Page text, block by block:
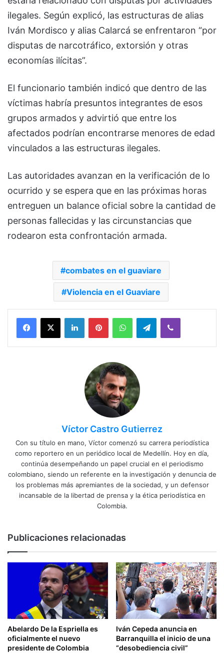
ilegales. Según explicó, las estructuras de alias
Iván Mordisco y alias Calarcá se enfrentaron “por
disputas de narcotráfico, extorsión y otras
economías ilícitas”.
El funcionario también indicó que dentro de las
víctimas habría presuntos integrantes de esos
grupos armados y advirtió que entre los
afectados podrían encontrarse menores de edad
vinculados a las estructuras ilegales.
Las autoridades avanzan en la verificación de lo
ocurrido y se espera que en las próximas horas
entreguen un balance oficial sobre la cantidad de
personas fallecidas y las circunstancias que
rodearon esta confrontación armada.
combates en el guaviare
Violencia en el Guaviare
Facebook
X LinkedInPinterestWhatsAppTelegramViber
Víctor Castro Gutierrez
Con su título en mano, Víctor comenzó su carrera periodística
como reportero en un periódico local de Medellín. Hoy en día,
continúa desempeñando un papel crucial en el periodismo
colombiano, siendo un referente en la investigación y denuncia de
los problemas más apremiantes de la sociedad, y un defensor
incansable de la libertad de prensa y la ética periodística en
Colombia.
Publicaciones relacionadas
Abelardo De la Espriella es
oficialmente el nuevo
presidente de Colombia
Iván Cepeda anuncia en
Barranquilla el inicio de una
“desobediencia civil”